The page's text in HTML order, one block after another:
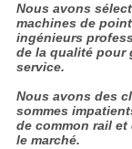
Nous avons
machines de
ingénieurs
de la qualité pour
service.
Nous avons des
sommes
de common rail
le marché.